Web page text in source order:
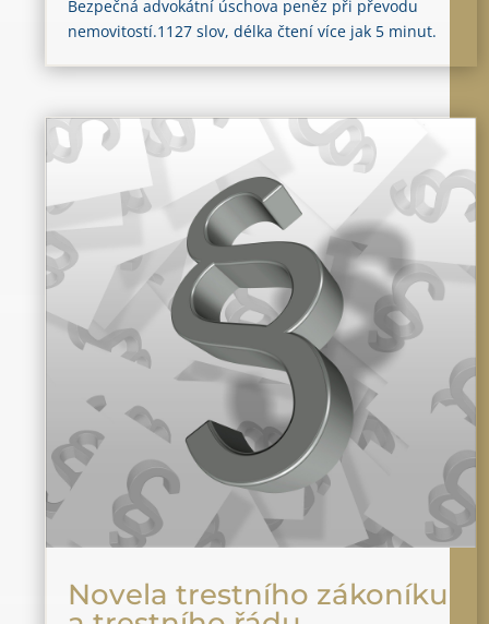
Bezpečná advokátní úschova peněz při převodu
nemovitostí.1127 slov, délka čtení více jak 5 minut.
Novela trestního zákoníku